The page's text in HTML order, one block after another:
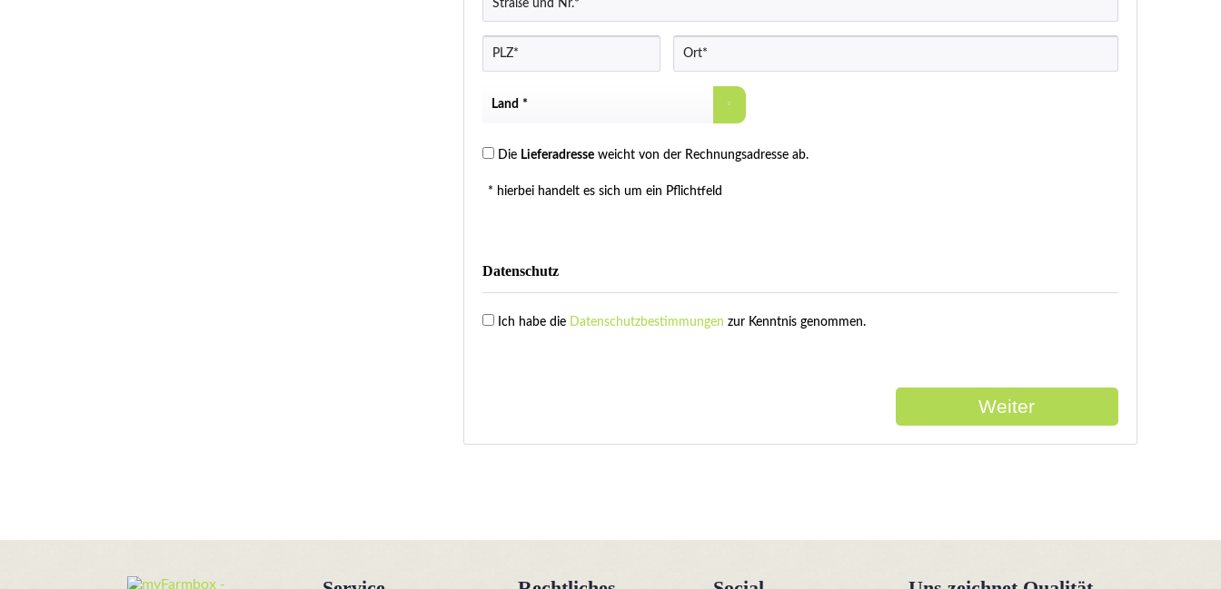
Die Lieferadresseweicht von der Rechnungsadresse ab.
* hierbei handelt es sich um ein Pflichtfeld
Datenschutz
Ich habe die Datenschutzbestimmungen zur Kenntnis genommen.
Weiter